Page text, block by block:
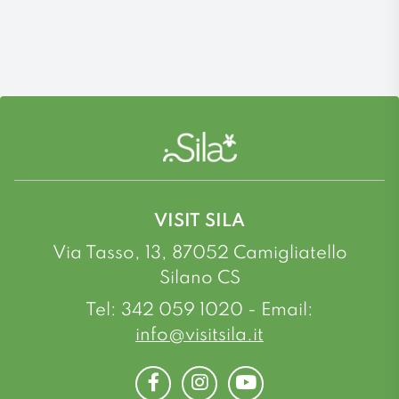
VISIT SILA
Via Tasso, 13, 87052 Camigliatello
Silano CS
Tel: 342 059 1020 - Email:
info@visitsila.it
FacebookInstagramYoutube